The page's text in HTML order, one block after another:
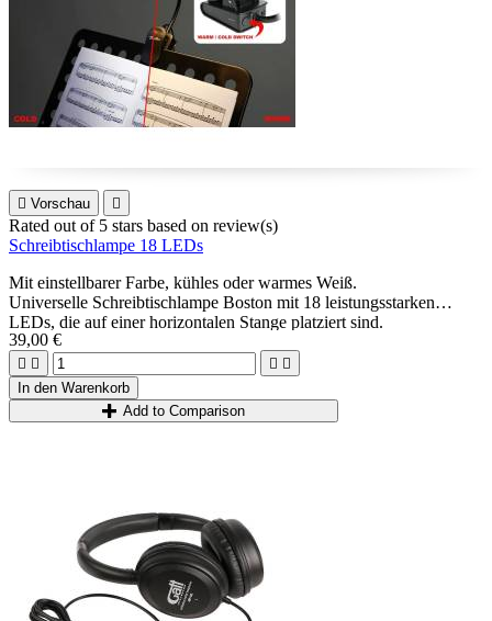
 Vorschau 
Rated out of 5 stars based on review(s)
Schreibtischlampe 18 LEDs
Mit einstellbarer Farbe, kühles oder warmes Weiß.
Universelle Schreibtischlampe Boston mit 18 leistungsstarken
LEDs, die auf einer horizontalen Stange platziert sind.
Die Lichtfarbe kann zwischen warm-/kaltweiß eingestellt werden.
39,00 €
   
In den Warenkorb
Add to Comparison